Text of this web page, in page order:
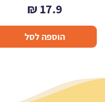
17.9
₪
הוספה לסל